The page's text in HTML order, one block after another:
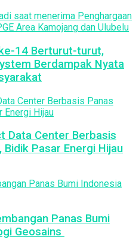
ke-14 Berturut-turut,
Berdampak Nyata
Data Center Berbasis
Bidik Pasar Energi Hijau
Panas Bumi
Geosains